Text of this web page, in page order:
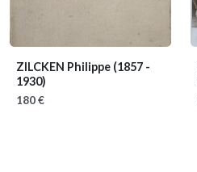
ZILCKEN Philippe (1857 -
1930)
180 €